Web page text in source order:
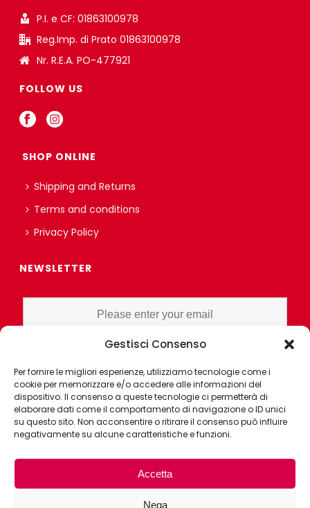
Gestisci Consenso
Per fornire le migliori esperienze, utilizziamo tecnologie come i
cookie per memorizzare e/o accedere alle informazioni del
dispositivo. Il consenso a queste tecnologie ci permetterà di
elaborare dati come il comportamento di navigazione o ID unici
su questo sito. Non acconsentire o ritirare il consenso può influire
negativamente su alcune caratteristiche e funzioni.
Accetta
Nega
P.I. e CF: 01863100978
Reg.Imp. di Prato 01863100978
Nr. R.E.A. PO-477921
FOLLOW US
SHOP ONLINE
Shipping and Returns
Terms and conditions
Privacy Policy
NEWSLETTER
THE REGULATION AND GRANT CONSENT FOR PROFILING OR
MARKET RESEARCH PURPOSES ALSO WITH THE AID OF
ELECTRONIC INSTRUMENTS, AIMED AT ANALYZING HABITS OR
CONSUMER CHOICES OF THE INTERESTED PARTY